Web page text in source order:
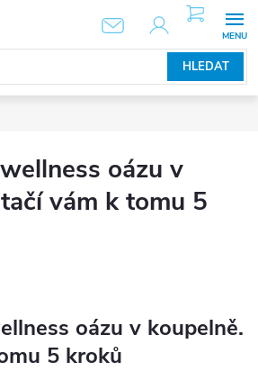
HLEDAT
NÁKUPNÍ
KOŠÍK
oázu v
vám k tomu 5
oázu v koupelně.
5 kroků